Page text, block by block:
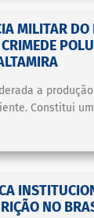
MILITAR DO
a
Constitui
NO